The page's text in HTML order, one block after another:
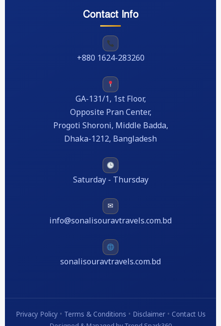
Contact Info
+880 1624-283260
GA-131/1, 1st Floor,
Opposite Pran Center,
Progoti Shoroni, Middle Badda,
Dhaka-1212, Bangladesh
Saturday - Thursday
✉
info@sonalisouravtravels.com.bd
sonalisouravtravels.com.bd
Privacy Policy • Terms & Conditions • Disclaimer • Contact Us